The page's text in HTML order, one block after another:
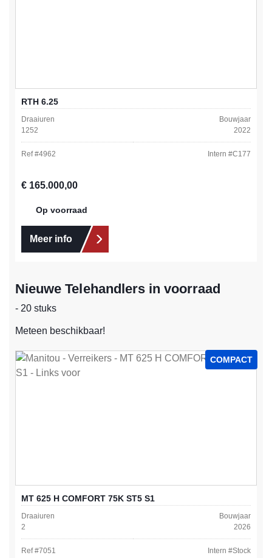
RTH 6.25
Draaiuren
1252
Bouwjaar
2022
Ref #4962 Intern #C177
Normale prijs:
€ 165.000,00
Op voorraad
Meer info
Nieuwe Telehandlers in voorraad
- 20 stuks
Meteen beschikbaar!
COMPACT
MT 625 H COMFORT 75K ST5 S1
Draaiuren
2
Bouwjaar
2026
Ref #7051 Intern #Stock